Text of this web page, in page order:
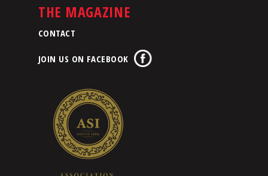
THE MAGAZINE
CONTACT
JOIN US ON FACEBOOK